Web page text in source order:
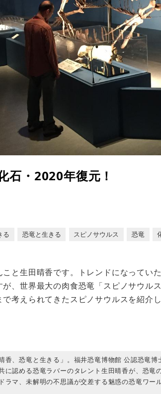
石・2020年復元！
る 恐竜と生きる スピノサウルス 恐竜
と生田晴香です。トレンドになってい
、世界最大の肉食恐竜「スピノサウル
考えられてきたスピノサウルスを紹介し
香、恐竜と生きる」。福井恐竜博物館 公認恐竜
に認める恐竜ラバーのタレント生田晴香が、恐竜
ラマ、未解明の不思議が交差する魅惑の恐竜ワ